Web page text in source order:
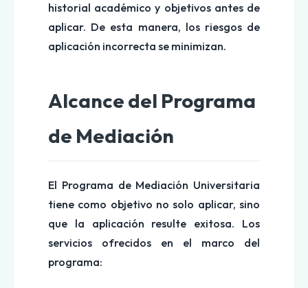
historial académico y objetivos antes de
aplicar. De esta manera, los riesgos de
aplicación incorrecta se minimizan.
Alcance del Programa
de Mediación
El Programa de Mediación Universitaria
tiene como objetivo no solo aplicar, sino
que la aplicación resulte exitosa. Los
servicios ofrecidos en el marco del
programa: